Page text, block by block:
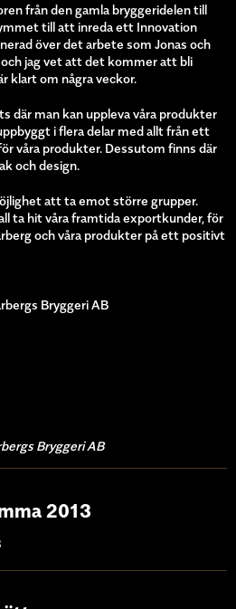
från den gamla bryggeridelen till
till att inreda ett Innovation
över det arbete som Jonas och
jag vet att det kommer att bli
klart om några veckor.
där man kan uppleva våra produkter
i flera delar med allt från ett
våra produkter. Dessutom finns där
och design.
att ta emot större grupper.
ta hit våra framtida exportkunder, för
och våra produkter på ett positivt
Bryggeri AB
Bryggeri AB
2013